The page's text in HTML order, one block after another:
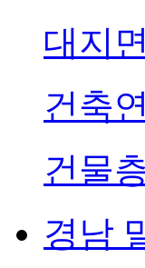
대지
건축
건물
경남